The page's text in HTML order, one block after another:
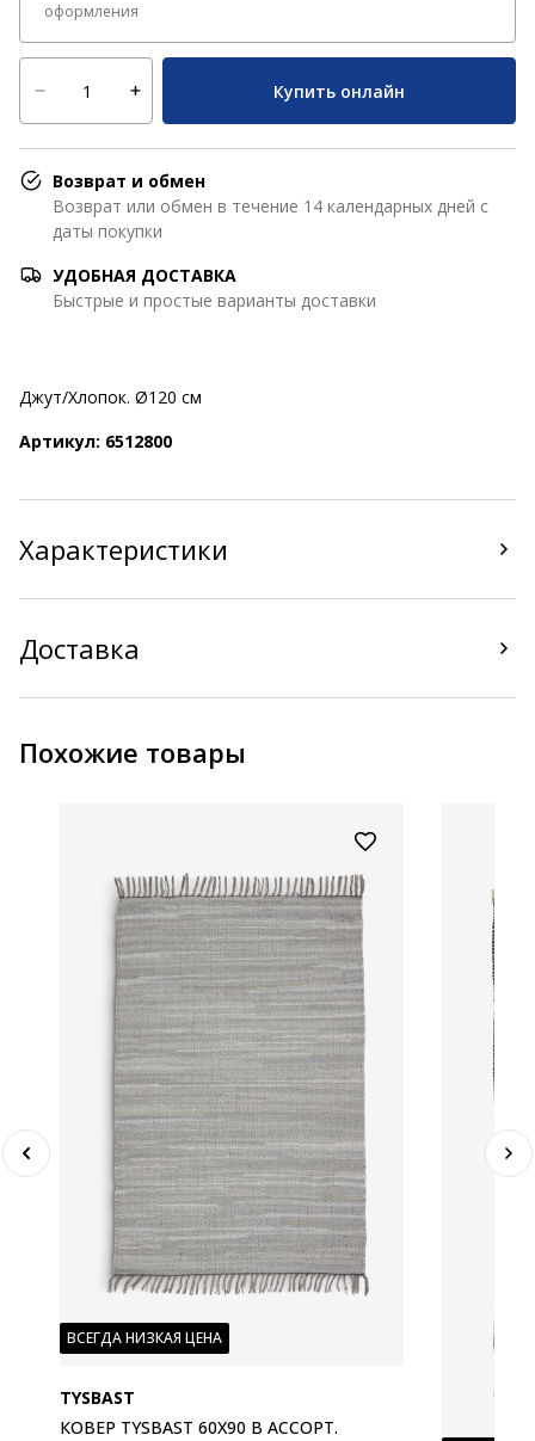
оформления
Купить онлайн
Возврат и обмен
Возврат или обмен в течение 14 календарных дней с
даты покупки
УДОБНАЯ ДОСТАВКА
Быстрые и простые варианты доставки
Джут/Хлопок. Ø120 см
Артикул: 6512800
Характеристики
Доставка
Похожие товары
ВСЕГДА НИЗКАЯ ЦЕНА
TYSBAST
КОВЕР TYSBAST 60X90 В АССОРТ.